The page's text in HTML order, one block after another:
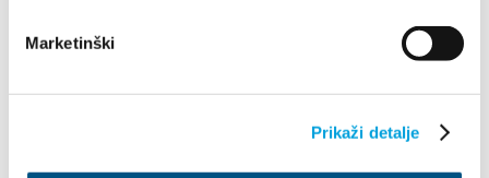
Marketinški
Prikaži detalje
+385913131340
http://benjamin-hotel.hr
1/5